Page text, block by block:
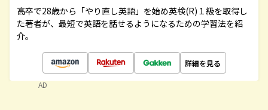
高卒で28歳から「やり直し英語」を始め英検(R)１級を取得し
た著者が、最短で英語を話せるようになるための学習法を紹
介。
詳細を見る
AD